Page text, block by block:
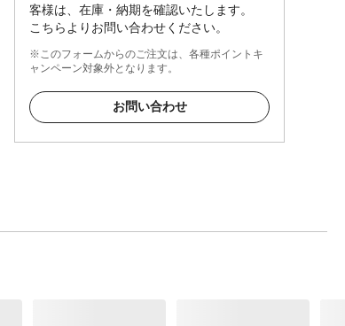
客様は、在庫・納期を確認いたします。
こちらよりお問い合わせください。
※このフォームからのご注文は、各種ポイントキ
ャンペーン対象外となります。
お問い合わせ